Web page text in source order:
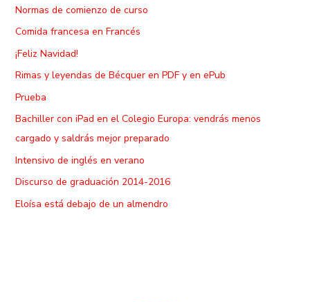
Normas de comienzo de curso
Comida francesa en Francés
¡Feliz Navidad!
Rimas y leyendas de Bécquer en PDF y en ePub
Prueba
Bachiller con iPad en el Colegio Europa: vendrás menos
cargado y saldrás mejor preparado
Intensivo de inglés en verano
Discurso de graduación 2014-2016
Eloísa está debajo de un almendro